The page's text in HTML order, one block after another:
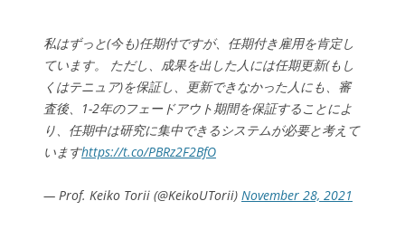
私はずっと(今も)任期付ですが、任期付き雇用を肯定し
ています。 ただし、成果を出した人には任期更新(もし
くはテニュア)を保証し、更新できなかった人にも、審
査後、1-2年のフェードアウト期間を保証することによ
り、任期中は研究に集中できるシステムが必要と考えて
いますhttps://t.co/PBRz2F2BfO
— Prof. Keiko Torii (@KeikoUTorii) November 28, 2021